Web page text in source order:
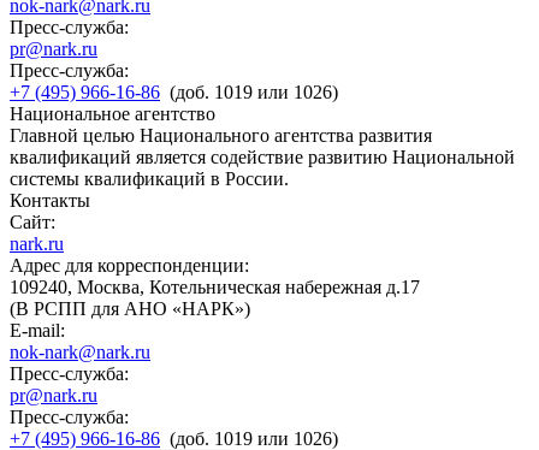
nok-nark@nark.ru
Пресс-служба:
pr@nark.ru
Пресс-служба:
+7 (495) 966-16-86 (доб. 1019 или 1026)
Национальное агентство
Главной целью Национального агентства развития
квалификаций является содействие развитию Национальной
системы квалификаций в России.
Контакты
Сайт:
nark.ru
Адрес для корреспонденции:
109240, Москва, Котельническая набережная д.17
(В РСПП для АНО «НАРК»)
E-mail:
nok-nark@nark.ru
Пресс-служба:
pr@nark.ru
Пресс-служба:
+7 (495) 966-16-86 (доб. 1019 или 1026)